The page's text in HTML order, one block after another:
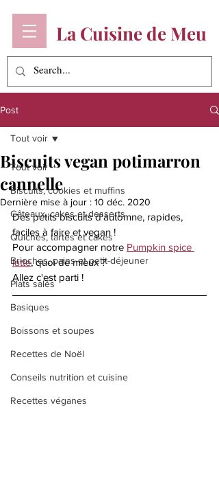
La Cuisine de Meu
Post
Tout voir
Biscuits, cookies et muffins
Gâteaux, cakes et desserts
Quiches, tartes et cakes
Brioches, pains et petit-déjeuner
Plats salés
Basiques
Boissons et soupes
Recettes de Noël
Conseils nutrition et cuisine
Recettes véganes
Tout voir
Biscuits vegan potimarron
cannelle
Dernière mise à jour : 10 déc. 2020
Des petits biscuits d'automne, rapides,
faciles à faire et vegan !
Pour accompagner notre Pumpkin spice
latte, quoi de mieux ?
Allez c'est parti !